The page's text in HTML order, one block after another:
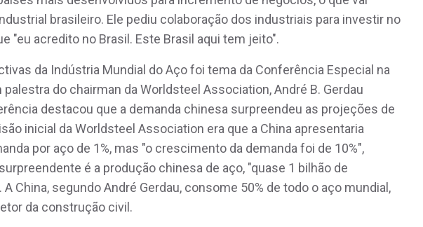
brasileiro. Ele pediu colaboração dos industriais para investir no
"eu acredito no Brasil. Este Brasil aqui tem jeito".
da Indústria Mundial do Aço foi tema da Conferência Especial na
do chairman da Worldsteel Association, André B. Gerdau
destacou que a demanda chinesa surpreendeu as projeções de
inicial da Worldsteel Association era que a China apresentaria
por aço de 1%, mas "o crescimento da demanda foi de 10%",
é a produção chinesa de aço, "quase 1 bilhão de
China, segundo André Gerdau, consome 50% de todo o aço mundial,
da construção civil.